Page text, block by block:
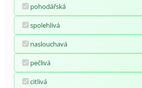
pohodářská
spolehlivá
naslouchavá
pečlivá
citlivá